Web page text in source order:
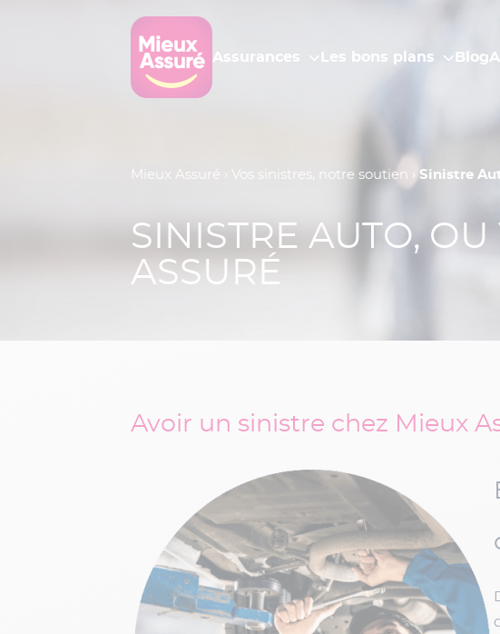
Assurances Les bons plans Blog
Mieux Assuré Vos sinistres, notre soutien Sinistre
SINISTRE AUTO,
ASSURÉ
Avoir un sinistre chez Mieux